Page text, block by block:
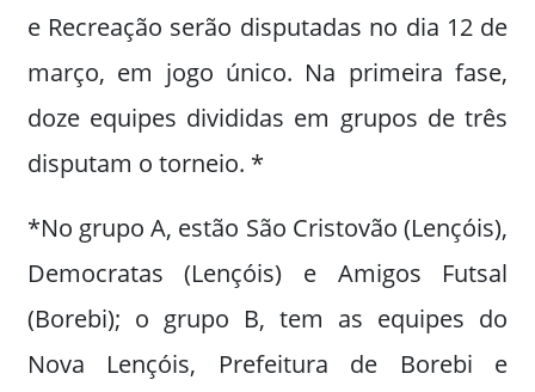
e Recreação serão disputadas no dia 12 de
março, em jogo único. Na primeira fase,
doze equipes divididas em grupos de três
disputam o torneio. *
*No grupo A, estão São Cristovão (Lençóis),
Democratas (Lençóis) e Amigos Futsal
(Borebi); o grupo B, tem as equipes do
Nova Lençóis, Prefeitura de Borebi e